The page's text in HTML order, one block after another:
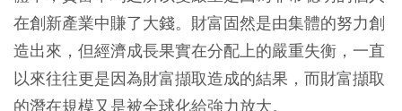
在創新產業中賺了大錢。財富固然是由集體的努力創
造出來，但經濟成長果實在分配上的嚴重失衡，一直
以來往往更是因為財富擷取造成的結果，而財富擷取
的潛在規模又是被全球化給強力放大。